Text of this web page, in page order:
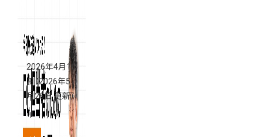
2026年4月16
日 （2026年5
月26日 更新）